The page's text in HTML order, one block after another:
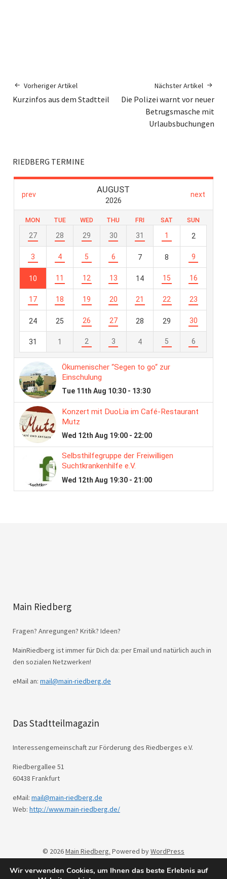
Vorheriger Artikel
Kurzinfos aus dem Stadtteil
Nächster Artikel
Die Polizei warnt vor neuer
Betrugsmasche mit
Urlaubsbuchungen
RIEDBERG TERMINE
Main Riedberg
Fragen? Anregungen? Kritik? Ideen?
MainRiedberg ist immer für Dich da: per Email und natürlich auch in
den sozialen Netzwerken!
eMail an: mail@main-riedberg.de
Das Stadtteilmagazin
Interessengemeinschaft zur Förderung des Riedberges e.V.
Riedbergallee 51
60438 Frankfurt
eMail: mail@main-riedberg.de
Web: http://www.main-riedberg.de/
© 2026Main Riedberg. Powered byWordPress
Wir verwenden Cookies, um Ihnen das beste Erlebnis auf